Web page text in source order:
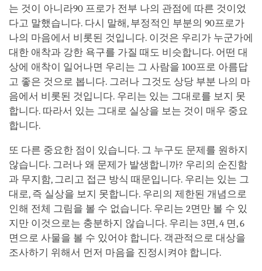
는 것이 아니라90 프로가 전부 나의 관점에 따른 것이었
다고 말했습니다. 다시 말해, 부정적인 부분의 90프로가
나의 마음에서 비롯된 것입니다. 이것은 우리가 누군가에
대한 애착과 강한 욕구를 가질 때도 비슷합니다. 어떤 대
상에 애착이 일어나면 우리는 그 사람을 100프로 아름답
고 좋은 것으로 봅니다. 그러나 그것도 상당 부분 나의 마
음에서 비롯된 것입니다. 우리는 있는 그대로를 보지 못
합니다. 따라서 있는 그대로 실상을 보는 것이 매우 중요
합니다.
또 다른 중요한 점이 있습니다. 그 누구도 문제를 원하지
않습니다. 그러나 왜 문제가 발생합니까? 우리의 순진함
과 무지함, 그리고 접근 방식 때문입니다. 우리는 있는 그
대로, 즉 실상을 보지 못합니다. 우리의 제한된 개념으로
인해 전체 그림을 볼 수 없습니다. 우리는 2면만 볼 수 있
지만 이것으로는 충분하지 않습니다. 우리는 3면, 4 면, 6
면으로 사물을 볼 수 있어야 합니다. 객관적으로 대상을
조사하기 위해서 먼저 마음을 진정시켜야 합니다.